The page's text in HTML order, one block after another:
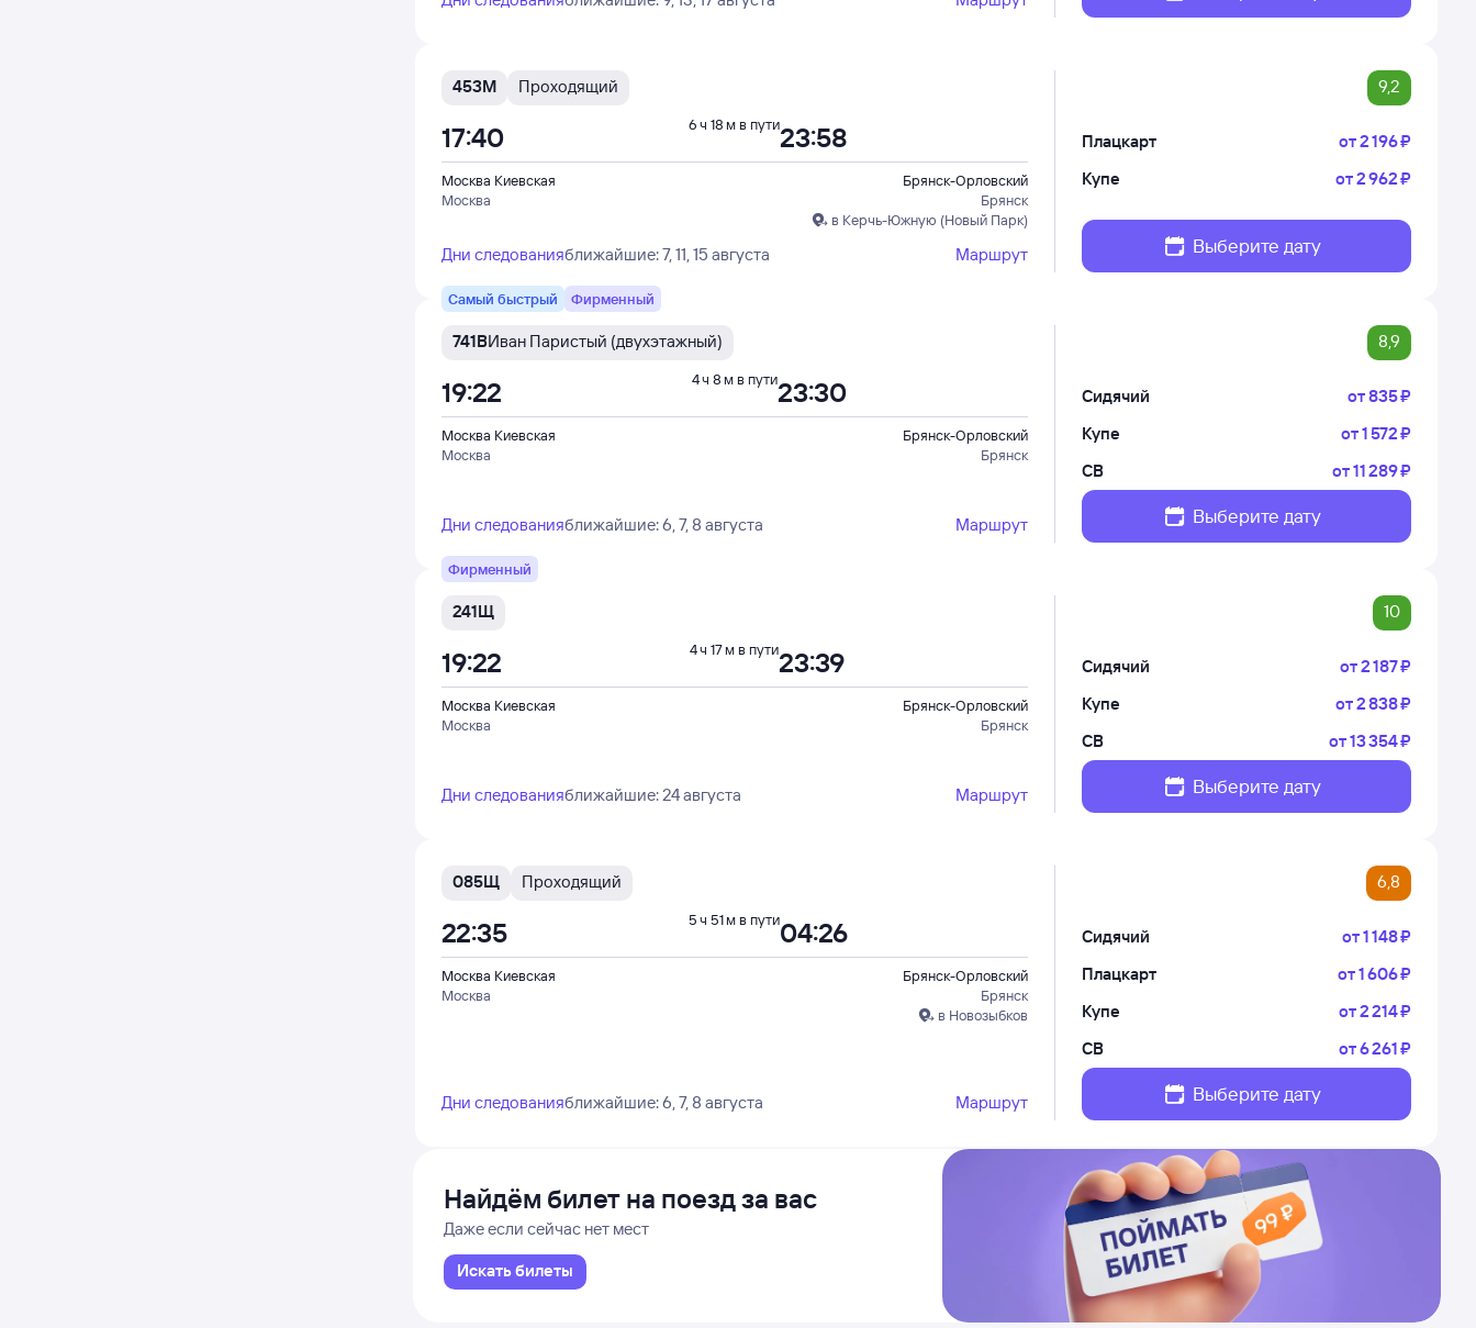
453М Проходящий 9,2
Москва Киевская
Москва
Брянск-Орловский
Брянск
в Керчь-Южную (Новый Парк)
17:40 23:58
6 ч 18 м в пути
Дни следованияближайшие: 7, 11, 15 августа Маршрут
Плацкарт от2 ⁠196 ⁠₽
Купе
от2 ⁠962 ⁠₽
Выберите дату
Самый быстрый Фирменный
741ВИван Паристый (двухэтажный) 8,9
Москва Киевская
Москва
Брянск-Орловский
Брянск
19:22 23:30
4 ч 8 м в пути
Дни следованияближайшие: 6, 7, 8 августа Маршрут
Сидячий от835 ⁠₽
Купе
от1 ⁠572 ⁠₽
СВ
от11 ⁠289 ⁠₽
Выберите дату
Фирменный
241Щ 10
Москва Киевская
Москва
Брянск-Орловский
Брянск
19:22 23:39
4 ч 17 м в пути
Дни следованияближайшие: 24 августа Маршрут
Сидячий от2 ⁠187 ⁠₽
Купе
от2 ⁠838 ⁠₽
СВ
от13 ⁠354 ⁠₽
Выберите дату
085Щ Проходящий 6,8
Москва Киевская
Москва
Брянск-Орловский
Брянск
в Новозыбков
22:35 04:26
5 ч 51 м в пути
Дни следованияближайшие: 6, 7, 8 августа Маршрут
Сидячий от1 ⁠148 ⁠₽
Плацкарт
от1 ⁠606 ⁠₽
Купе
от2 ⁠214 ⁠₽
СВ
от6 ⁠261 ⁠₽
Выберите дату
Найдём билет на поезд за вас
Даже если сейчас нет мест
Искать билеты